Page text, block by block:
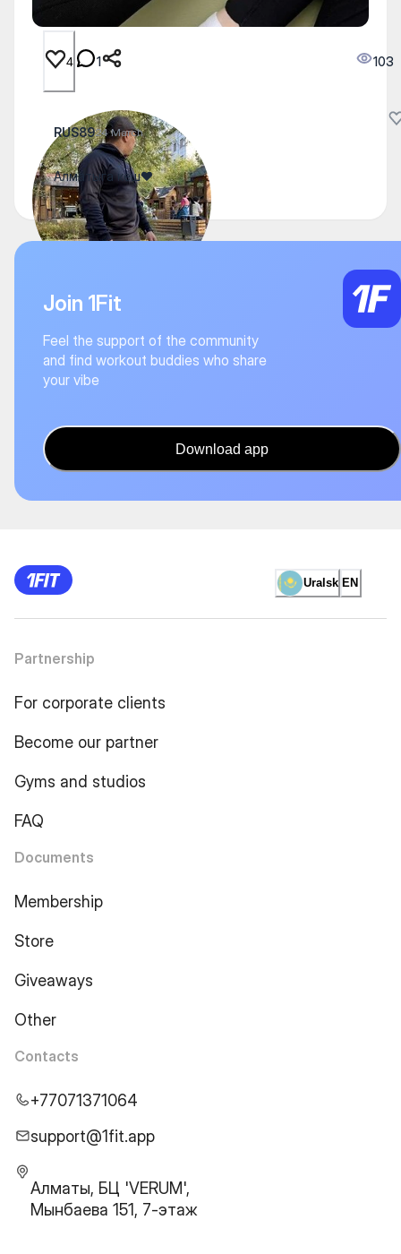
4 1 103
RUS8924 March
Алматыга кеш❤️
Join 1Fit
Feel the support of the community
and find workout buddies who share
your vibe
Download app
Uralsk EN
Partnership
For corporate clients
Become our partner
Gyms and studios
FAQ
Documents
Membership
Store
Giveaways
Other
Contacts
+77071371064
support@1fit.app
Алматы, БЦ 'VERUM',
Мынбаева 151, 7-этаж